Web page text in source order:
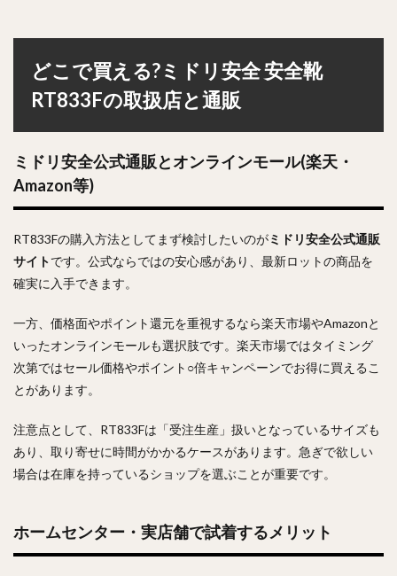
どこで買える?ミドリ安全 安全靴
RT833Fの取扱店と通販
ミドリ安全公式通販とオンラインモール(楽天・
Amazon等)
RT833Fの購入方法としてまず検討したいのがミドリ安全公式通販
サイトです。公式ならではの安心感があり、最新ロットの商品を
確実に入手できます。
一方、価格面やポイント還元を重視するなら楽天市場やAmazonと
いったオンラインモールも選択肢です。楽天市場ではタイミング
次第ではセール価格やポイント○倍キャンペーンでお得に買えるこ
とがあります。
注意点として、RT833Fは「受注生産」扱いとなっているサイズも
あり、取り寄せに時間がかかるケースがあります。急ぎで欲しい
場合は在庫を持っているショップを選ぶことが重要です。
ホームセンター・実店舗で試着するメリット